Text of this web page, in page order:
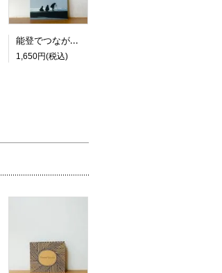
能登でつながる のと部のZINE ＃1
1,650円(税込)